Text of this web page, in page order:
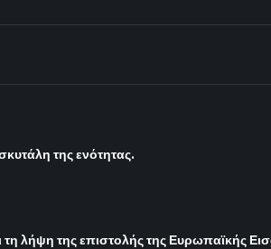
της ενότητας.
τη λήψη της επιστολής της Ευρωπαϊκής